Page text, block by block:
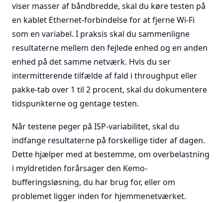
viser masser af båndbredde, skal du køre testen på
en kablet Ethernet-forbindelse for at fjerne Wi-Fi
som en variabel. I praksis skal du sammenligne
resultaterne mellem den fejlede enhed og en anden
enhed på det samme netværk. Hvis du ser
intermitterende tilfælde af fald i throughput eller
pakke-tab over 1 til 2 procent, skal du dokumentere
tidspunkterne og gentage testen.
Når testene peger på ISP-variabilitet, skal du
indfange resultaterne på forskellige tider af dagen.
Dette hjælper med at bestemme, om overbelastning
i myldretiden forårsager den Kemo-
bufferingsløsning, du har brug for, eller om
problemet ligger inden for hjemmenetværket.